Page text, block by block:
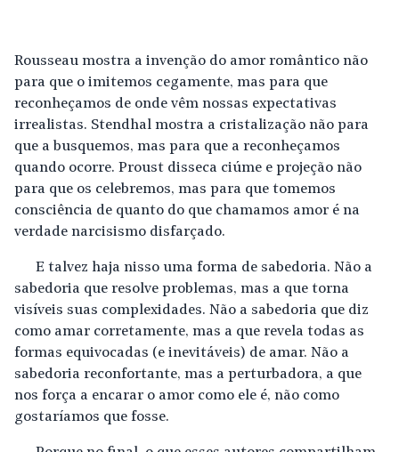
Rousseau mostra a invenção do amor romântico não
para que o imitemos cegamente, mas para que
reconheçamos de onde vêm nossas expectativas
irrealistas. Stendhal mostra a cristalização não para
que a busquemos, mas para que a reconheçamos
quando ocorre. Proust disseca ciúme e projeção não
para que os celebremos, mas para que tomemos
consciência de quanto do que chamamos amor é na
verdade narcisismo disfarçado.
E talvez haja nisso uma forma de sabedoria. Não a
sabedoria que resolve problemas, mas a que torna
visíveis suas complexidades. Não a sabedoria que diz
como amar corretamente, mas a que revela todas as
formas equivocadas (e inevitáveis) de amar. Não a
sabedoria reconfortante, mas a perturbadora, a que
nos força a encarar o amor como ele é, não como
gostaríamos que fosse.